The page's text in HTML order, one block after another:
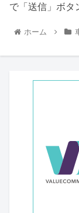
で「送信」ボタ
ホーム